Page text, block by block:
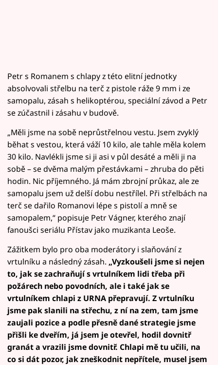
Petr s Romanem s chlapy z této elitní jednotky
absolvovali střelbu na terč z pistole ráže 9 mm i ze
samopalu, zásah s helikoptérou, speciální závod a Petr
se zúčastnil i zásahu v budově.
„Měli jsme na sobě neprůstřelnou vestu. Jsem zvyklý
běhat s vestou, která váží 10 kilo, ale tahle měla kolem
30 kilo. Navlékli jsme si ji asi v půl desáté a měli ji na
sobě – se dvěma malým přestávkami – zhruba do pěti
hodin. Nic příjemného. Já mám zbrojní průkaz, ale ze
samopalu jsem už delší dobu nestřílel. Při střelbách na
terč se dařilo Romanovi lépe s pistolí a mně se
samopalem,“ popisuje Petr Vágner, kterého znají
fanoušci seriálu Přístav jako muzikanta Leoše.
Zážitkem bylo pro oba moderátory i slaňování z
vrtulníku a následný zásah. „Vyzkoušeli jsme si nejen
to, jak se zachraňují s vrtulníkem lidi třeba při
požárech nebo povodních, ale i také jak se
vrtulníkem chlapi z URNA přepravují. Z vrtulníku
jsme pak slanili na střechu, z ní na zem, tam jsme
zaujali pozice a podle přesně dané strategie jsme
přišli ke dveřím, já jsem je otevřel, hodil dovnitř
granát a vrazili jsme dovnitř. Chlapi mě tu učili, na
co si dát pozor, jak zneškodnit nepřítele, musel jsem